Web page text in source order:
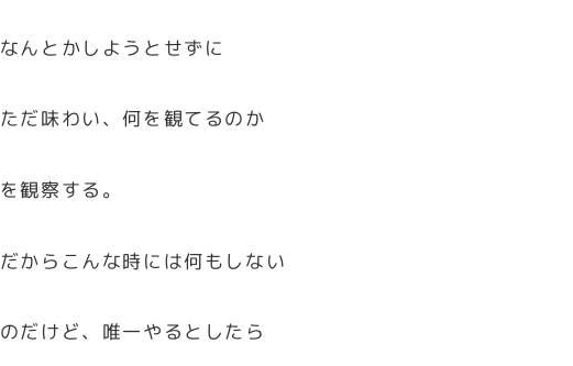
なんとかしようとせずに
ただ味わい、何を観てるのか
を観察する。
だからこんな時には何もしない
のだけど、唯一やるとしたら